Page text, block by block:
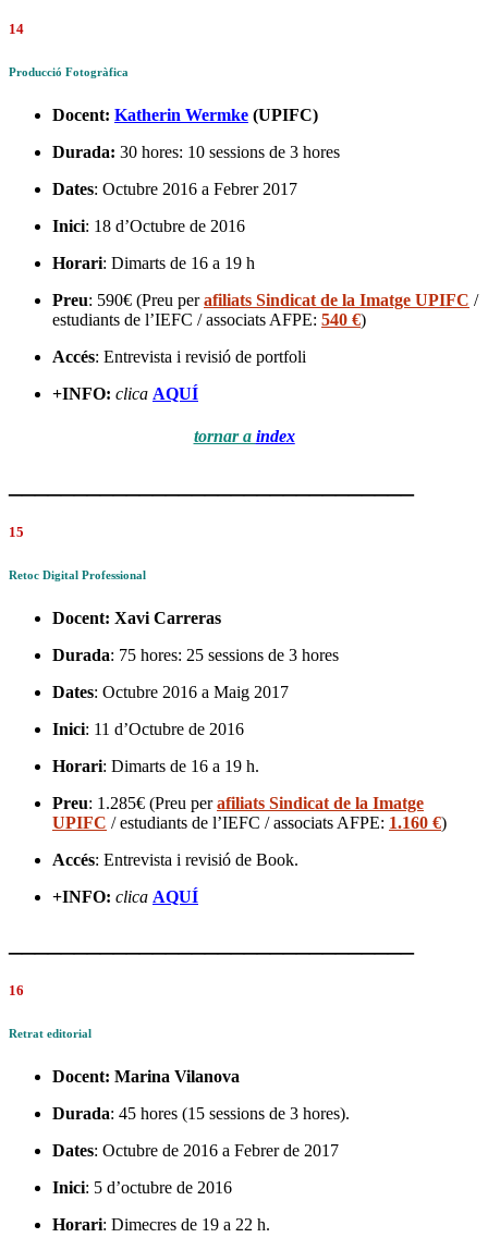
14
Producció Fotogràfica
Docent: Katherin Wermke (UPIFC)
Durada: 30 hores: 10 sessions de 3 hores
Dates: Octubre 2016 a Febrer 2017
Inici: 18 d’Octubre de 2016
Horari: Dimarts de 16 a 19 h
Preu: 590€ (Preu perafiliats Sindicat de la Imatge UPIFC /
estudiants de l’IEFC / associats AFPE: 540 €)
Accés: Entrevista i revisió de portfoli
+INFO: clica AQUÍ
tornar a index
15
Retoc Digital Professional
Docent: Xavi Carreras
Durada: 75 hores: 25 sessions de 3 hores
Dates: Octubre 2016 a Maig 2017
Inici: 11 d’Octubre de 2016
Horari: Dimarts de 16 a 19 h.
Preu: 1.285€ (Preu perafiliats Sindicat de la Imatge
UPIFC / estudiants de l’IEFC / associats AFPE: 1.160 €)
Accés: Entrevista i revisió de Book.
+INFO: clica AQUÍ
16
Retrat editorial
Docent: Marina Vilanova
Durada: 45 hores (15 sessions de 3 hores).
Dates: Octubre de 2016 a Febrer de 2017
Inici: 5 d’octubre de 2016
Horari: Dimecres de 19 a 22 h.